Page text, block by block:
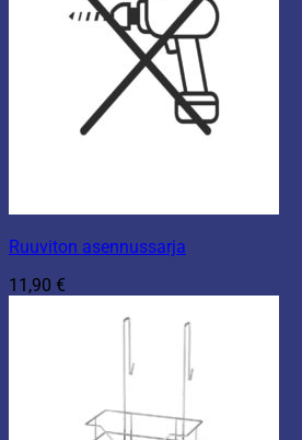
Ruuviton asennussarja
11,90 €